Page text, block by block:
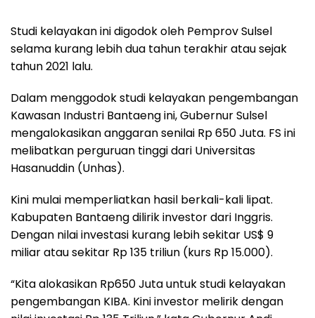
Studi kelayakan ini digodok oleh Pemprov Sulsel
selama kurang lebih dua tahun terakhir atau sejak
tahun 2021 lalu.
Dalam menggodok studi kelayakan pengembangan
Kawasan Industri Bantaeng ini, Gubernur Sulsel
mengalokasikan anggaran senilai Rp 650 Juta. FS ini
melibatkan perguruan tinggi dari Universitas
Hasanuddin (Unhas).
Kini mulai memperliatkan hasil berkali-kali lipat.
Kabupaten Bantaeng dilirik investor dari Inggris.
Dengan nilai investasi kurang lebih sekitar US$ 9
miliar atau sekitar Rp 135 triliun (kurs Rp 15.000).
“Kita alokasikan Rp650 Juta untuk studi kelayakan
pengembangan KIBA. Kini investor melirik dengan